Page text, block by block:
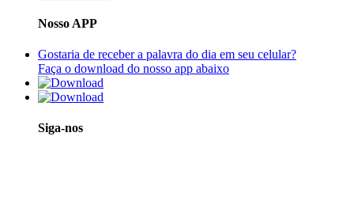
Nosso APP
Gostaria de receber a palavra do dia em seu celular?
Faça o download do nosso app abaixo
Siga-nos